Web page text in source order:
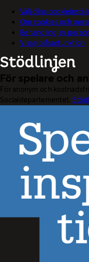
Välj dina
Om cookies och
Behandling av
Visselblåsarfunktion
För spelare och
För anonym och
Socialdepartementet.